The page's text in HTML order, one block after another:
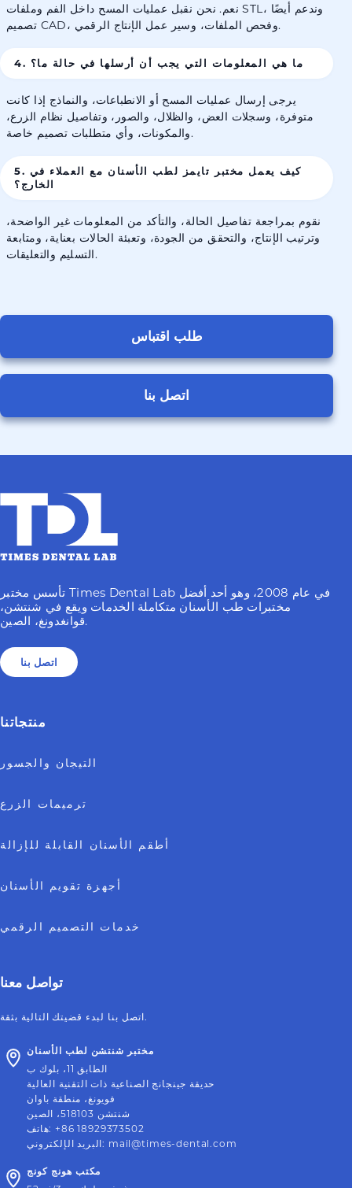
نعم. نحن نقبل عمليات المسح داخل الفم وملفات STL، وندعم أيضًا
تصميم CAD، وفحص الملفات، وسير عمل الإنتاج الرقمي.
4. ما هي المعلومات التي يجب أن أرسلها في حالة ما؟
يرجى إرسال عمليات المسح أو الانطباعات، والنماذج إذا كانت
متوفرة، وسجلات العض، والظلال، والصور، وتفاصيل نظام الزرع،
والمكونات، وأي متطلبات تصميم خاصة.
5. كيف يعمل مختبر تايمز لطب الأسنان مع العملاء في
الخارج؟
نقوم بمراجعة تفاصيل الحالة، والتأكد من المعلومات غير الواضحة،
وترتيب الإنتاج، والتحقق من الجودة، وتعبئة الحالات بعناية، ومتابعة
التسليم والتعليقات.
طلب اقتباس
اتصل بنا
تأسس مختبر Times Dental Lab في عام 2008، وهو أحد أفضل
مختبرات طب الأسنان متكاملة الخدمات ويقع في شنتشن،
قوانغدونغ، الصين.
اتصل بنا
منتجاتنا
التيجان والجسور
ترميمات الزرع
أطقم الأسنان القابلة للإزالة
أجهزة تقويم الأسنان
خدمات التصميم الرقمي
تواصل معنا
اتصل بنا لبدء قضيتك التالية بثقة.
مختبر شنتشن لطب الأسنان
الطابق 11، بلوك ب
حديقة جينجانج الصناعية ذات التقنية العالية
فويونغ، منطقة باوان
شنتشن 518103، الصين
هاتف: +86 18929373502
البريد الإلكتروني: mail@times-dental.com
مكتب هونج كونج